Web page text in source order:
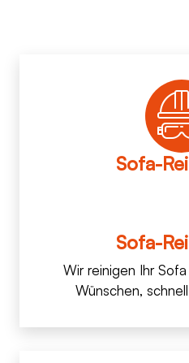
Sofa-
Sofa-
Wir reinigen Ihr
Wünschen,